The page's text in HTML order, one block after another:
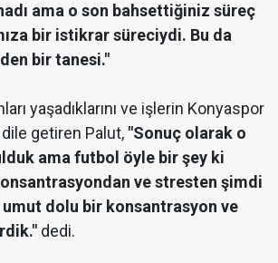
ama o son bahsettiğiniz süreç
bir istikrar süreciydi. Bu da
bir tanesi."
yaşadıklarını ve işlerin Konyaspor
getiren Palut, "Sonuç olarak o
ama futbol öyle bir şey ki
ve stresten şimdi
umut dolu bir konsantrasyon ve
dedi.